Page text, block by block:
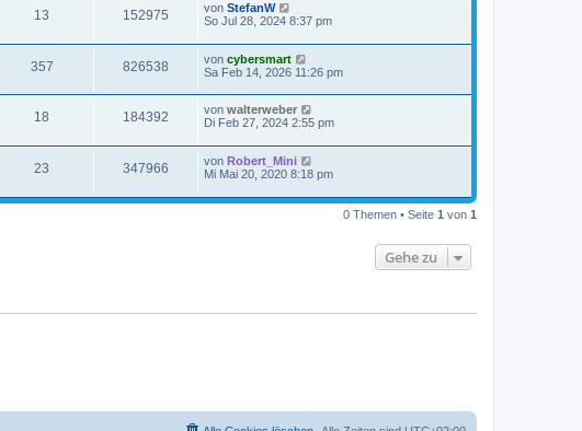
13 152975 von StefanW
So Jul 28, 2024 8:37 pm
357 826538 von cybersmart
Sa Feb 14, 2026 11:26 pm
18 184392 von walterweber
Di Feb 27, 2024 2:55 pm
23 347966 von Robert_Mini
Mi Mai 20, 2020 8:18 pm
0 Themen • Seite 1 von 1
Gehe zu